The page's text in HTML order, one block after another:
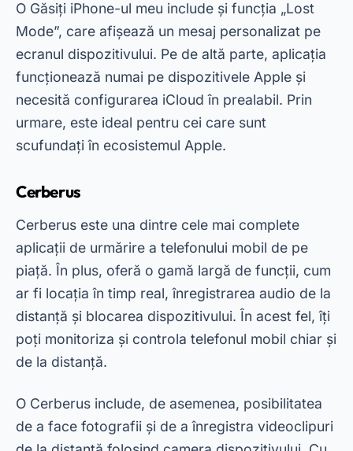
O Cerberusinclude, de asemenea, posibilitatea
de a face fotografii și de a înregistra videoclipuri
de la distanță folosind camera dispozitivului. Cu
toate acestea, unele funcții avansate necesită un
abonament premium. Cu toate acestea,
versiunea gratuită oferă deja o experiență
robustă pentru cei care caută securitate și
Antifurt Prada
Prey Anti-Theft este un instrument versatil care
funcționează atât pe telefoane mobile, cât și pe
computere. În plus, vă permite să urmăriți locația
dispozitivului, să blocați accesul și să afișați un
mesaj pe ecran. În acest fel, puteți crește șansele
de a vă recupera telefonul mobil pierdut sau
furat.